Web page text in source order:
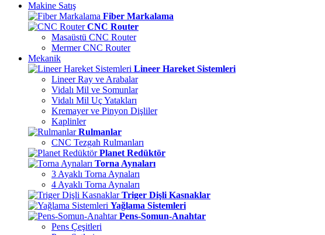
Makine Satış
Fiber Markalama
CNC Router
Masaüstü CNC Router
Mermer CNC Router
Mekanik
Lineer Hareket Sistemleri
Lineer Ray ve Arabalar
Vidalı Mil ve Somunlar
Vidalı Mil Uç Yatakları
Kremayer ve Pinyon Dişliler
Kaplinler
Rulmanlar
CNC Tezgah Rulmanları
Planet Redüktör
Torna Aynaları
3 Ayaklı Torna Aynaları
4 Ayaklı Torna Aynaları
Triger Dişli Kasnaklar
Yağlama Sistemleri
Pens-Somun-Anahtar
Pens Çeşitleri